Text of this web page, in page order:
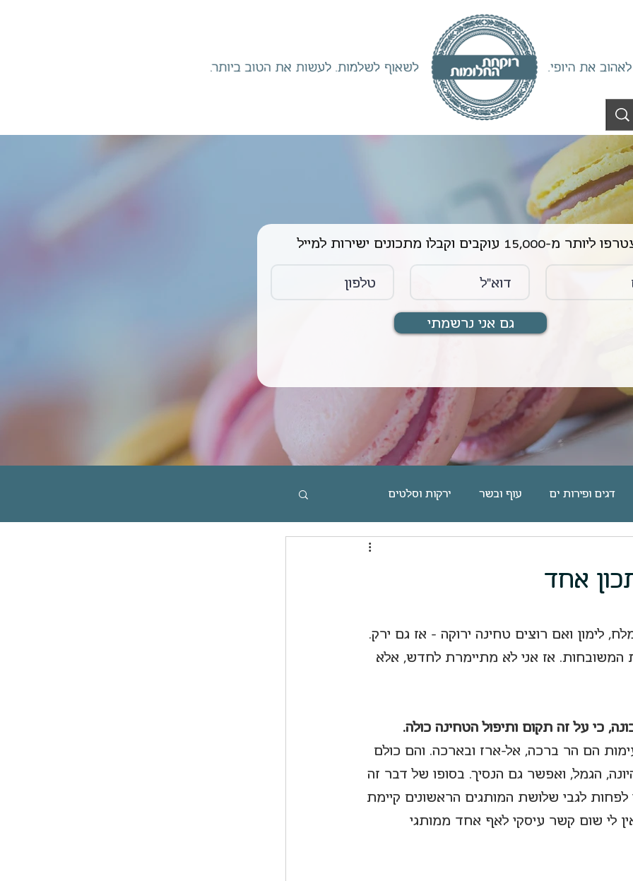
מ-15,000 עוקבים וקבלו מתכונים ישירות למייל
גם אני נרשמתי
דגים ופירות ים עוף ובשר ירקות וסלטים
אחד
לימון ואם רוצים טחינה ירוקה - אז גם ירק.
המשובחות. אז אני לא מתיימרת לחדש, אלא
כי על זה תקום ותיפול הטחינה כולה.
הם הר ברכה, אל-ארז ובארכה. והם כולם
הגמל, ואפשר גם הנסיך. בסופו של דבר זה
לפחות לגבי שלושת המותגים הראשונים קיימת
לי שום קשר עיסקי לאף אחד ממותגי